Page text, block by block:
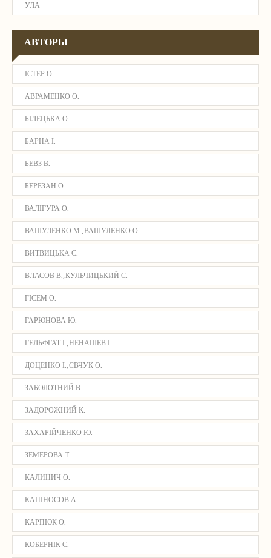
УЛА
АВТОРЫ
ІСТЕР О.
АВРАМЕНКО О.
БІЛЕЦЬКА О.
БАРНА І.
БЕВЗ В.
БЕРЕЗАН О.
ВАЛІГУРА О.
ВАШУЛЕНКО М., ВАШУЛЕНКО О.
ВИТВИЦЬКА С.
ВЛАСОВ В., КУЛЬЧИЦЬКИЙ С.
ГІСЕМ О.
ГАРЮНОВА Ю.
ГЕЛЬФГАТ І., НЕНАШЕВ І.
ДОЦЕНКО І., ЄВЧУК О.
ЗАБОЛОТНИЙ В.
ЗАДОРОЖНИЙ К.
ЗАХАРІЙЧЕНКО Ю.
ЗЕМЕРОВА Т.
КАЛИНИЧ О.
КАПІНОСОВ А.
КАРПЮК О.
КОБЕРНІК С.